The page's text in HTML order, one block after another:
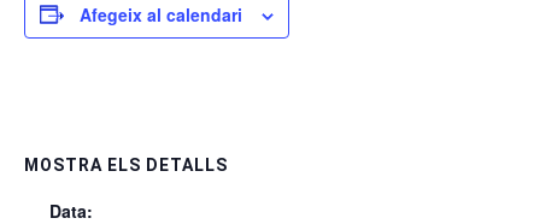
Afegeix al calendari
MOSTRA ELS DETALLS
Data: